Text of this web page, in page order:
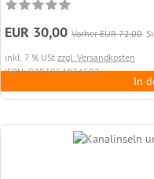
EUR 30,00 Vorher EUR 72,00
inkl. 7 % USt zzgl. Versandkosten
ISBN: 9783954024582
In